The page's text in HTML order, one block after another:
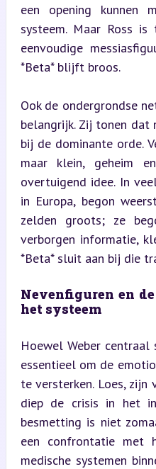
een opening kunnen
systeem. Maar Ross
eenvoudige
*Beta* blijft broos.
Ook de ondergrondse
belangrijk. Zij tonen dat
bij de dominante orde.
maar klein, geheim
overtuigend idee. In
in Europa, begon
zelden groots; ze
verborgen informatie,
*Beta* sluit aan bij die
Nevenfiguren en
het systeem
Hoewel Weber centraal
essentieel om de
te versterken. Loes, zijn
diep de crisis in het
besmetting is niet
een confrontatie
medische systemen